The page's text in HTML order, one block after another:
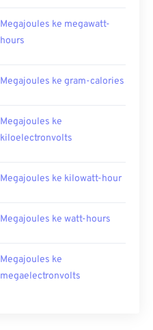
Megajoules ke megawatt-
hours
Megajoules ke gram-calories
Megajoules ke
kiloelectronvolts
Megajoules ke kilowatt-hour
Megajoules ke watt-hours
Megajoules ke
megaelectronvolts